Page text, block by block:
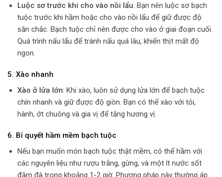
Luộc sơ trước khi cho vào nồi lẩu: Bạn nên luộc sơ bạch
tuộc trước khi hầm hoặc cho vào nồi lẩu để giữ được độ
săn chắc. Bạch tuộc chỉ nên được cho vào ở giai đoạn cuối.
Quá trình nấu lẩu để tránh nấu quá lâu, khiến thịt mất độ
ngon.
5. Xào nhanh
Xào ở lửa lớn: Khi xào, luôn sử dụng lửa lớn để bạch tuộc
chín nhanh và giữ được độ giòn. Bạn có thể xào với tỏi,
hành, ớt chuông và gia vị để tăng hương vị.
6. Bí quyết hầm mềm bạch tuộc
Nếu bạn muốn món bạch tuộc thật mềm, có thể hầm với
các nguyên liệu như rượu trắng, gừng, và một ít nước sốt
đậm đà trong khoảng 1-2 giờ. Phương pháp này thường áp